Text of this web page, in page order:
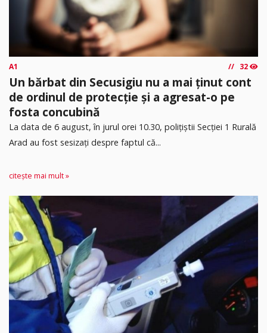
A1 32
Un bărbat din Secusigiu nu a mai ținut cont
de ordinul de protecție și a agresat-o pe
fosta concubină
​La data de 6 august, în jurul orei 10.30, polițiștii Secției 1 Rurală
Arad au fost sesizați despre faptul că...
citește mai mult »